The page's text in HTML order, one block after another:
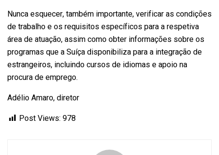
Nunca esquecer, também importante, verificar as condições
de trabalho e os requisitos específicos para a respetiva
área de atuação, assim como obter informações sobre os
programas que a Suíça disponibiliza para a integração de
estrangeiros, incluindo cursos de idiomas e apoio na
procura de emprego.
Adélio Amaro, diretor
Post Views: 978